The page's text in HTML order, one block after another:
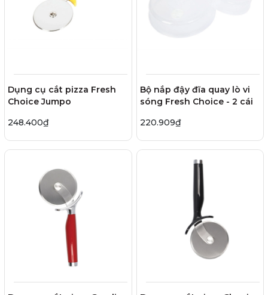
Dụng cụ cắt pizza Fresh
Choice Jumpo
248.400₫
Bộ nắp đậy đĩa quay lò vi
sóng Fresh Choice - 2 cái
220.909₫